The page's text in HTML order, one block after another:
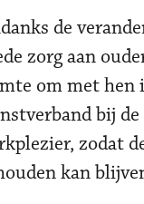
de
zorg aan
om met hen
bij
zodat
kan